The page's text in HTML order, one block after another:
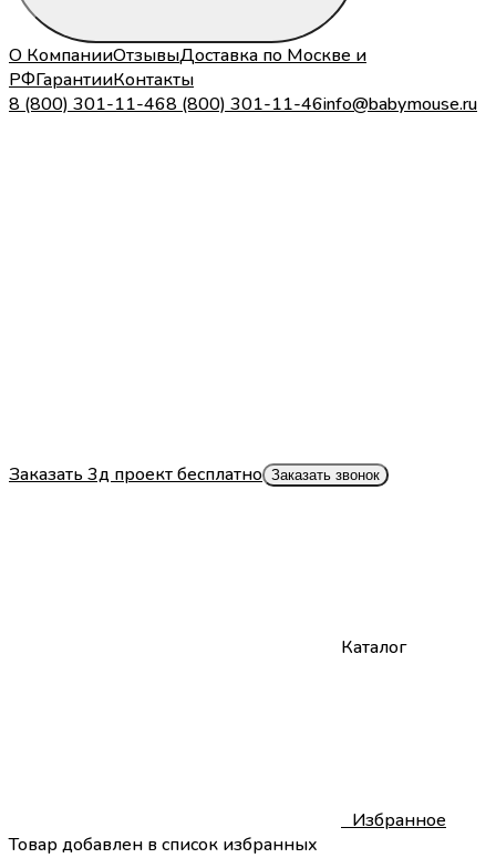
О КомпанииОтзывыДоставка по Москве и
РФГарантииКонтакты
8 (800) 301-11-468 (800) 301-11-46info@babymouse.ru
Заказать 3д проект бесплатно Заказать звонок
Каталог
Избранное
Товар добавлен в список избранных